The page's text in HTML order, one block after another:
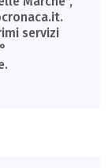
servizi